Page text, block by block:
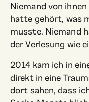
Niemand von
hatte gehört, was
musste. Niemand
der Verlesung wie
2014 kam ich in
direkt in eine
dort sahen, dass